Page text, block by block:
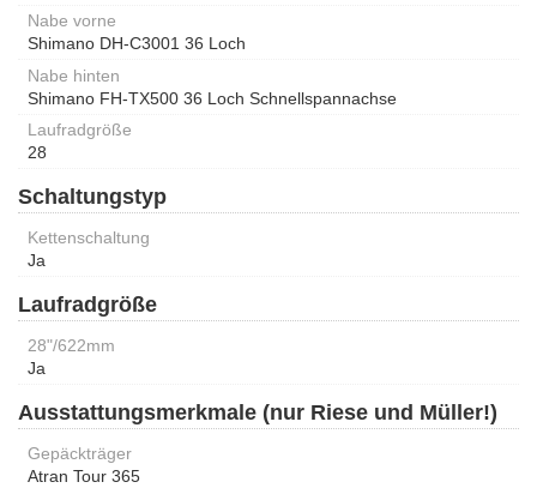
Nabe vorne
Shimano DH-C3001 36 Loch
Nabe hinten
Shimano FH-TX500 36 Loch Schnellspannachse
Laufradgröße
28
Schaltungstyp
Kettenschaltung
Ja
Laufradgröße
28"/622mm
Ja
Ausstattungsmerkmale (nur Riese und Müller!)
Gepäckträger
Atran Tour 365